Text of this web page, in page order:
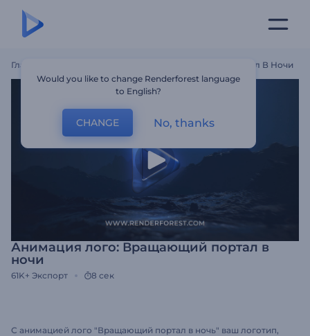
Главная Анимация Лого: Вращающий Портал В Ночи
Анимация лого: Вращающий портал в
ночи
61K+ Экспорт 8 сек
С анимацией лого "Вращающий портал в ночь" ваш логотип,
Would you like to change Renderforest language
to English?
CHANGE No, thanks